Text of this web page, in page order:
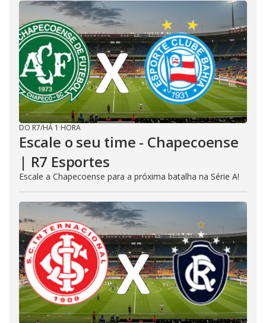
DO R7/HÁ 1 HORA
Escale o seu time - Chapecoense
| R7 Esportes
Escale a Chapecoense para a próxima batalha na Série A!